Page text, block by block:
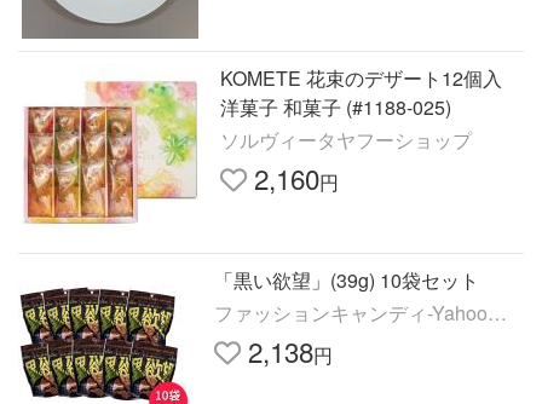
KOMETE 花束のデザート12個入
洋菓子 和菓子 (#1188-025)
ソルヴィータヤフーショップ
2,160円
「黒い欲望」(39g) 10袋セット
ファッションキャンディ-Yahoo
店 2,138円